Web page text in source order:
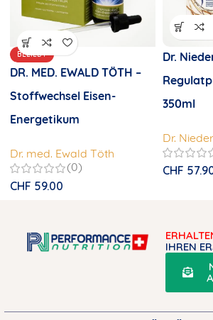
BELIEBT
DR. MED. EWALD TÖTH –
Stoffwechsel Eisen-
Energetikum
Dr. med. Ewald Töth
(0)
CHF 59.00
Dr.
350ml
Dr.
CHF
IHREN